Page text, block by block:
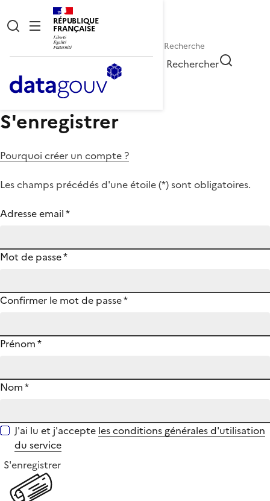
RÉPUBLIQUE
FRANÇAISE
Rechercher
S'enregistrer
Pourquoi créer un compte ?
Les champs précédés d'une étoile (*) sont obligatoires.
Adresse email*
Mot de passe*
Confirmer le mot de passe*
Prénom*
Nom*
J'ai lu et j'accepte les conditions générales d'utilisation
du service
S'enregistrer